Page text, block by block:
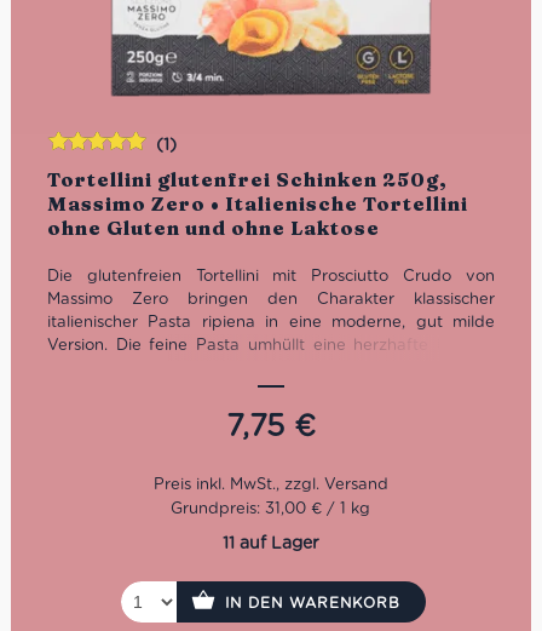
Tortellini glutenfrei Schinken 250g,
Massimo Zero • Italienische Tortellini
ohne Gluten und ohne Laktose
(1)
Die glutenfreien Tortellini mit Prosciutto Crudo von
Massimo Zero bringen den Charakter klassischer
italienischer Pasta ripiena in eine moderne, gut milde
Version. Die feine Pasta umhüllt eine herzhafte Füllung
Parmigiano Reggiano – aromatisch, rund und typisch
italienisch. Ein hochwertiges Produkt aus Meran für alle,
die glutenfreie Tortellini mit echtem Genuss suchen.
7,75 €
Bewertet
mit5.00von
5
Grundpreis: 31,00 € / 1 kg
11 auf Lager
IN DEN WARENKORB